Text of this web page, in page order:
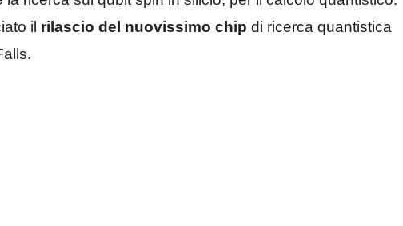
il rilascio del nuovissimo chip di ricerca quantistica